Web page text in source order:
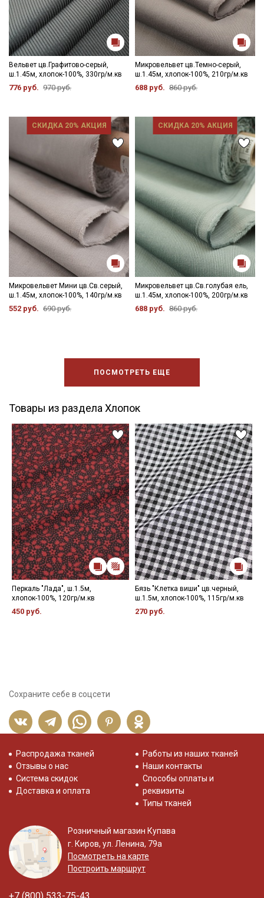
Вельвет цв.Графитово-серый,
ш.1.45м, хлопок-100%, 330гр/м.кв
776 руб. 970 руб.
Микровельвет цв.Темно-серый,
ш.1.45м, хлопок-100%, 210гр/м.кв
688 руб. 860 руб.
СКИДКА 20% АКЦИЯ
Микровельвет Мини цв.Св.серый,
ш.1.45м, хлопок-100%, 140гр/м.кв
552 руб. 690 руб.
СКИДКА 20% АКЦИЯ
Микровельвет цв.Св.голубая ель,
ш.1.45м, хлопок-100%, 200гр/м.кв
688 руб. 860 руб.
ПОСМОТРЕТЬ ЕЩЕ
Товары из раздела Хлопок
Перкаль "Лада", ш.1.5м,
хлопок-100%, 120гр/м.кв
450 руб.
Бязь "Клетка виши" цв.черный,
ш.1.5м, хлопок-100%, 115гр/м.кв
270 руб.
Сохраните себе в соцсети
Распродажа тканей
Отзывы о нас
Система скидок
Доставка и оплата
Работы из наших тканей
Наши контакты
Способы оплаты и
реквизиты
Типы тканей
Розничный магазин Купава
г. Киров, ул. Ленина, 79а
Посмотреть на карте
Построить маршрут